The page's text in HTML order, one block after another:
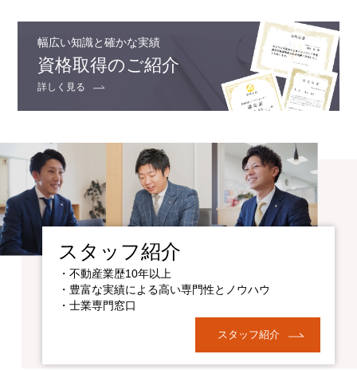
幅広い知識と確かな実績
資格取得のご紹介
詳しく見る
スタッフ紹介
・不動産業歴10年以上
・豊富な実績による高い専門性とノウハウ
・士業専門窓口
スタッフ紹介